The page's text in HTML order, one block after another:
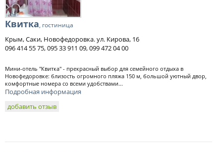
Квитка, гостиница
Крым, Саки, Новофедоровка. ул. Кирова, 16
096 414 55 75, 095 33 911 09, 099 472 04 00
Мини-отель "Квитка" - прекрасный выбор для семейного отдыха в
Новофедоровке: близость огромного пляжа 150 м, большой уютный двор,
комфортные номера со всеми удобствами...
Подробная информация
добавить отзыв